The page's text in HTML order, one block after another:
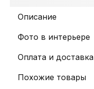
Описание
Фото в интерьере
Оплата и доставка
Похожие товары